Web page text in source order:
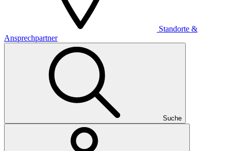
Standorte &
Ansprechpartner
Suche